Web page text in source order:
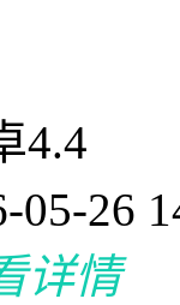
4.4
05-26
详情